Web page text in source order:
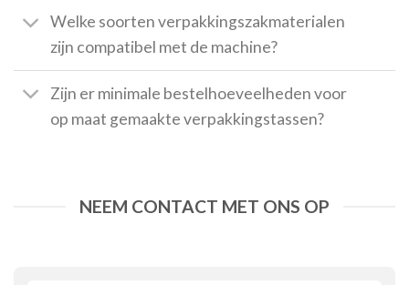
Welke soorten verpakkingszakmaterialen
zijn compatibel met de machine?
Zijn er minimale bestelhoeveelheden voor
op maat gemaakte verpakkingstassen?
NEEM CONTACT MET ONS OP